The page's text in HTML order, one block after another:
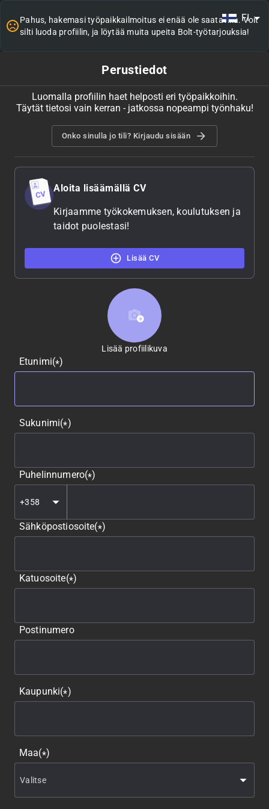
FI
Pahus, hakemasi työpaikkailmoitus ei enää ole saatavilla. Voit
silti luoda profiilin, ja löytää muita upeita Bolt-työtarjouksia!
Perustiedot
Luomalla profiilin haet helposti eri työpaikkoihin.
Täytät tietosi vain kerran - jatkossa nopeampi työnhaku!
Onko sinulla jo tili? Kirjaudu sisään
Aloita lisäämällä CV
Kirjaamme työkokemuksen, koulutuksen ja
taidot puolestasi!
Lisää CV
Lisää profiilikuva
Lisää profiilikuva
Etunimi(*)
Sukunimi(*)
Puhelinnumero(*)
Sähköpostiosoite(*)
Katuosoite(*)
Postinumero
Kaupunki(*)
Maa(*)